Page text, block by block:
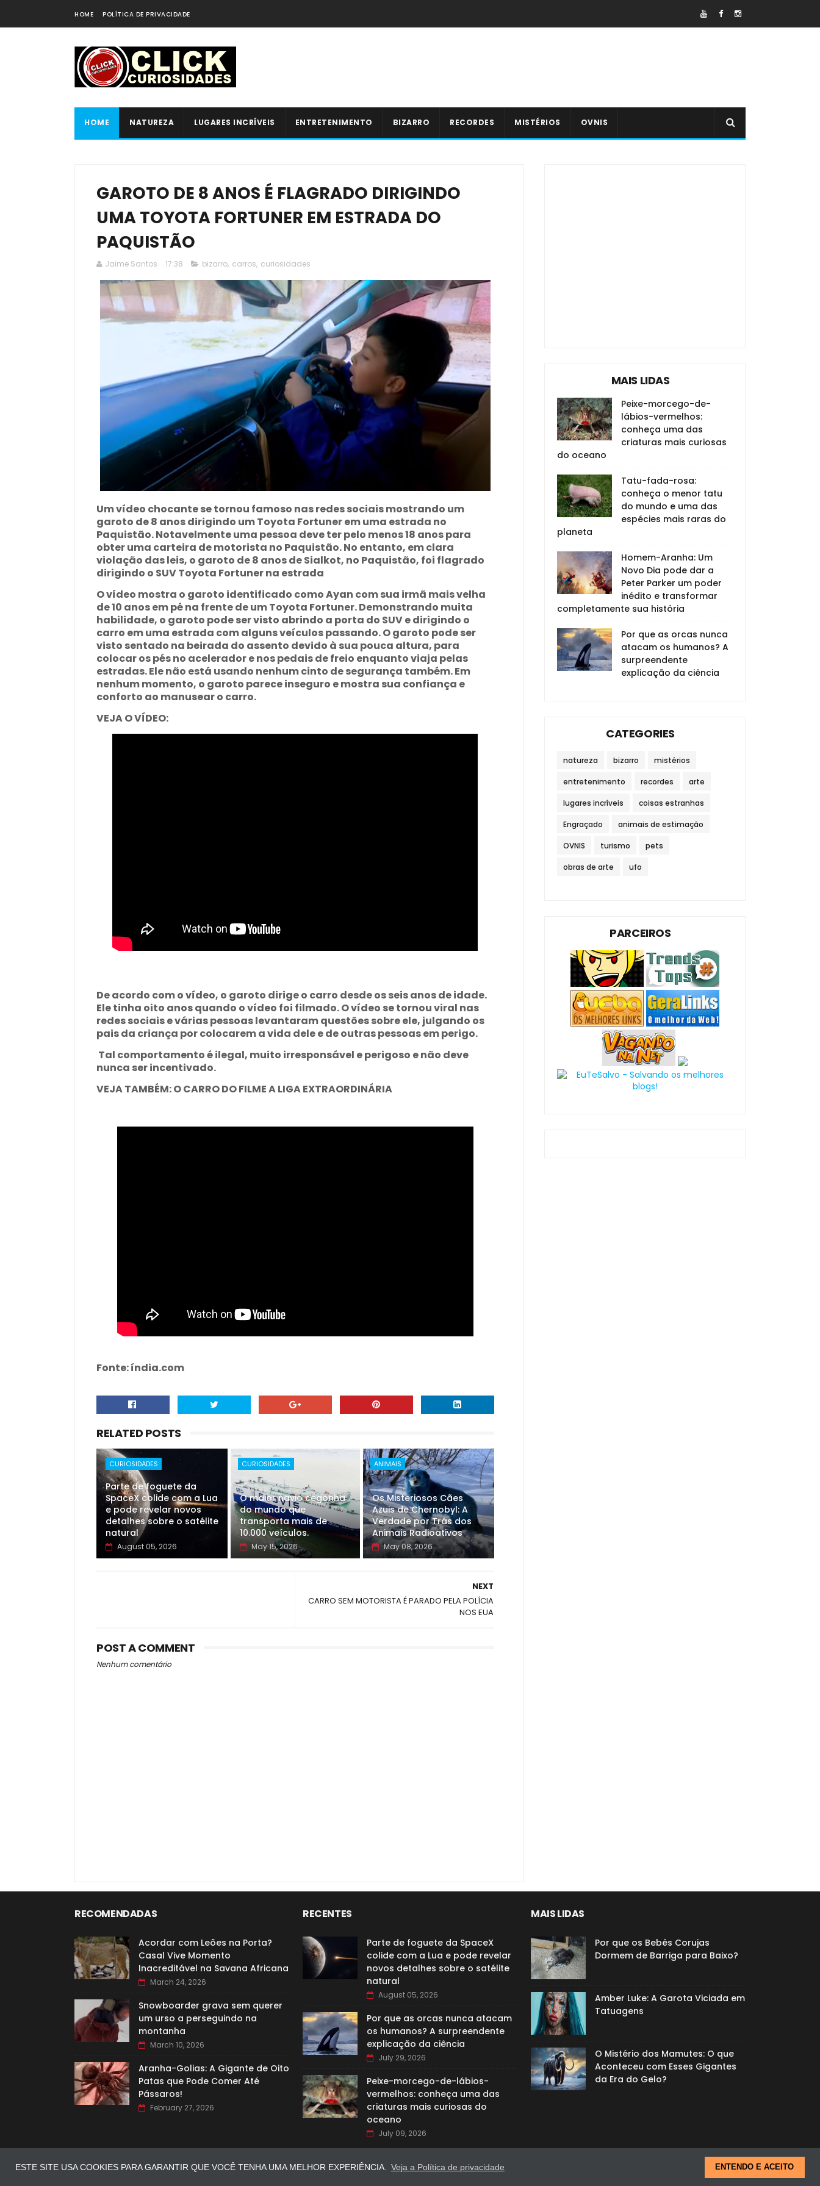
ESTE SITE USA COOKIES PARA GARANTIR QUE VOCÊ TENHA UMA MELHOR EXPERIÊNCIA. Veja a Política de privacidade ENTENDO E ACEITO
HOME POLÍTICA DE PRIVACIDADE
HOME NATUREZA LUGARES INCRÍVEIS ENTRETENIMENTO BIZARRO RECORDES MISTÉRIOS OVNIS
GAROTO DE 8 ANOS É FLAGRADO DIRIGINDO
UMA TOYOTA FORTUNER EM ESTRADA DO
PAQUISTÃO
Jaime Santos 17:38 bizarro, carros, curiosidades
Um vídeo chocante se tornou famoso nas redes sociais mostrando um
garoto de 8 anos dirigindo um Toyota Fortuner em uma estrada no
Paquistão. Notavelmente uma pessoa deve ter pelo menos 18 anos para
obter uma carteira de motorista no Paquistão. No entanto, em clara
violação das leis, o garoto de 8 anos de Sialkot, no Paquistão, foi flagrado
dirigindo o SUV Toyota Fortuner na estrada
O vídeo mostra o garoto identificado como Ayan com sua irmã mais velha
de 10 anos em pé na frente de um Toyota Fortuner. Demonstrando muita
habilidade, o garoto pode ser visto abrindo a porta do SUV e dirigindo o
carro em uma estrada com alguns veículos passando. O garoto pode ser
visto sentado na beirada do assento devido à sua pouca altura, para
colocar os pés no acelerador e nos pedais de freio enquanto viaja pelas
estradas. Ele não está usando nenhum cinto de segurança também. Em
nenhum momento, o garoto parece inseguro e mostra sua confiança e
conforto ao manusear o carro.
VEJA O VÍDEO:
De acordo com o vídeo, o garoto dirige o carro desde os seis anos de idade.
Ele tinha oito anos quando o vídeo foi filmado. O vídeo se tornou viral nas
redes sociais e várias pessoas levantaram questões sobre ele, julgando os
pais da criança por colocarem a vida dele e de outras pessoas em perigo.
Tal comportamento é ilegal, muito irresponsável e perigoso e não deve
nunca ser incentivado.
VEJA TAMBÉM: O CARRO DO FILME A LIGA EXTRAORDINÁRIA
Fonte: índia.com
RELATED POSTS
CURIOSIDADES
Parte de foguete da
SpaceX colide com a Lua
e pode revelar novos
detalhes sobre o satélite
natural
August 05, 2026
CURIOSIDADES
O maior navio cegonha
do mundo que
transporta mais de
10.000 veículos.
May 15, 2026
ANIMAIS
Os Misteriosos Cães
Azuis de Chernobyl: A
Verdade por Trás dos
Animais Radioativos
May 08, 2026
NEXT
CARRO SEM MOTORISTA É PARADO PELA POLÍCIA
NOS EUA
POST A COMMENT
Nenhum comentário
MAIS LIDAS
Peixe-morcego-de-
lábios-vermelhos:
conheça uma das
criaturas mais curiosas
do oceano
Tatu-fada-rosa:
conheça o menor tatu
do mundo e uma das
espécies mais raras do
planeta
Homem-Aranha: Um
Novo Dia pode dar a
Peter Parker um poder
inédito e transformar
completamente sua história
Por que as orcas nunca
atacam os humanos? A
surpreendente
explicação da ciência
CATEGORIES
natureza bizarro mistérios
entretenimento recordes arte
lugares incríveis coisas estranhas
Engraçado animais de estimação
OVNIS turismo pets
obras de arte ufo
PARCEIROS
RECOMENDADAS
Acordar com Leões na Porta?
Casal Vive Momento
Inacreditável na Savana Africana
March 24, 2026
Snowboarder grava sem querer
um urso a perseguindo na
montanha
March 10, 2026
Aranha-Golias: A Gigante de Oito
Patas que Pode Comer Até
Pássaros!
February 27, 2026
RECENTES
Parte de foguete da SpaceX
colide com a Lua e pode revelar
novos detalhes sobre o satélite
natural
August 05, 2026
Por que as orcas nunca atacam
os humanos? A surpreendente
explicação da ciência
July 29, 2026
Peixe-morcego-de-lábios-
vermelhos: conheça uma das
criaturas mais curiosas do
oceano
July 09, 2026
MAIS LIDAS
Por que os Bebês Corujas
Dormem de Barriga para Baixo?
Amber Luke: A Garota Viciada em
Tatuagens
O Mistério dos Mamutes: O que
Aconteceu com Esses Gigantes
da Era do Gelo?
COPYRIGHT ©2026CLICKCURIOSIDADES